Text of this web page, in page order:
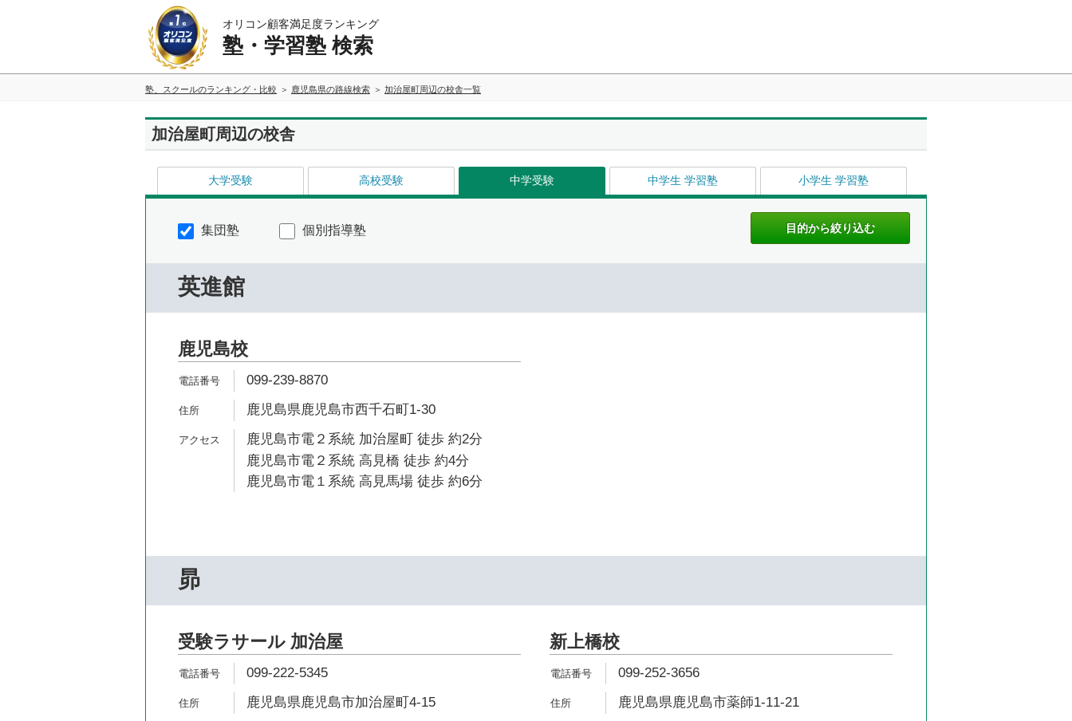
オリコン顧客満足度ランキング
塾・学習塾 検索
塾、スクールのランキング・比較 鹿児島県の路線検索 加治屋町周辺の校舎一覧
加治屋町周辺の校舎
大学受験 高校受験 中学受験 中学生 学習塾 小学生 学習塾
集団塾 個別指導塾
英進館
鹿児島校
099-239-8870
鹿児島県鹿児島市西千石町1-30
鹿児島市電２系統 加治屋町 徒歩 約2分
鹿児島市電２系統 高見橋 徒歩 約4分
鹿児島市電１系統 高見馬場 徒歩 約6分
昴
受験ラサール 加治屋
099-222-5345
鹿児島県鹿児島市加治屋町4-15
新上橋校
099-252-3656
鹿児島県鹿児島市薬師1-11-21